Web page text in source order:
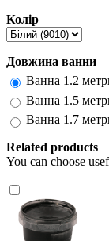
Колір
Довжина ванни
Ванна 1.2
Ванна 1.5
Ванна 1.7
Related products
You can choose